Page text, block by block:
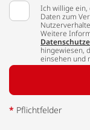
Ich willige ein,
Daten zum
Weitere
hingewiesen,
einsehen und
* Pflichtfelder